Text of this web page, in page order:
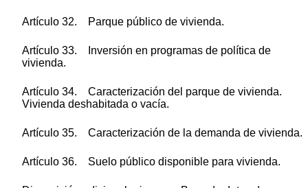
Artículo 32. Parque público de vivienda.
Artículo 33. Inversión en programas de política de
vivienda.
Artículo 34. Caracterización del parque de vivienda.
Vivienda deshabitada o vacía.
Artículo 35. Caracterización de la demanda de vivienda.
Artículo 36. Suelo público disponible para vivienda.